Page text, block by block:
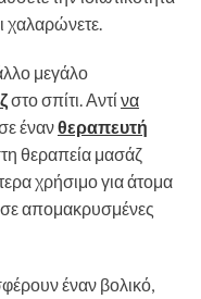
χαλαρώνετε.
μεγάλο
στο σπίτι. Αντίνα
ένανθεραπευτή
θεραπεία μασάζ
χρήσιμο για άτομα
σε απομακρυσμένες
έναν βολικό,